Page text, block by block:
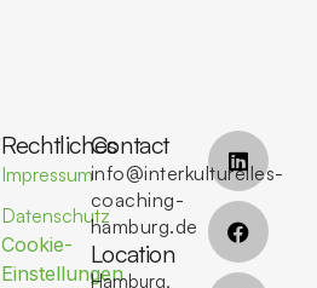
Rechtliches
Impressum
Datenschutz
Cookie-
Einstellungen
Contact
info@interkulturelles-
coaching-
hamburg.de
Location
Hamburg,